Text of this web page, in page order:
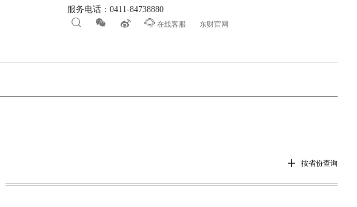
   在线客服 东财官网
服务电话：0411-84738880
 按省份查询